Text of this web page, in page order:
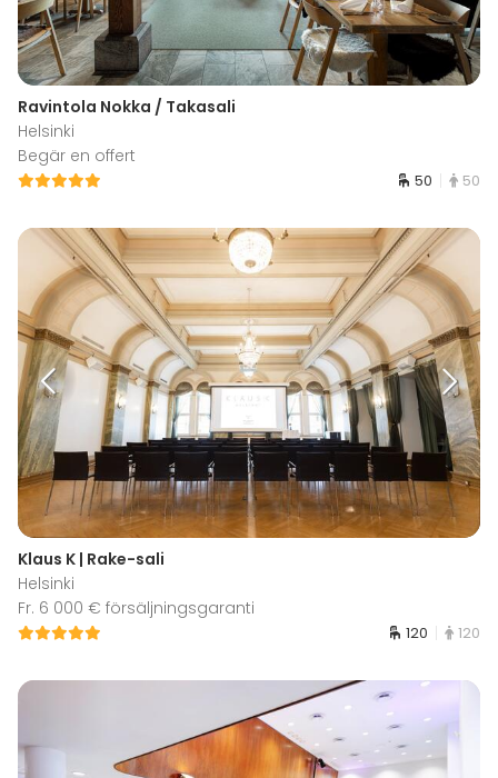
Ravintola Nokka / Takasali
Helsinki
Begär en offert
50 50
Klaus K | Rake-sali
Helsinki
Fr. 6 000 € försäljningsgaranti
120 120